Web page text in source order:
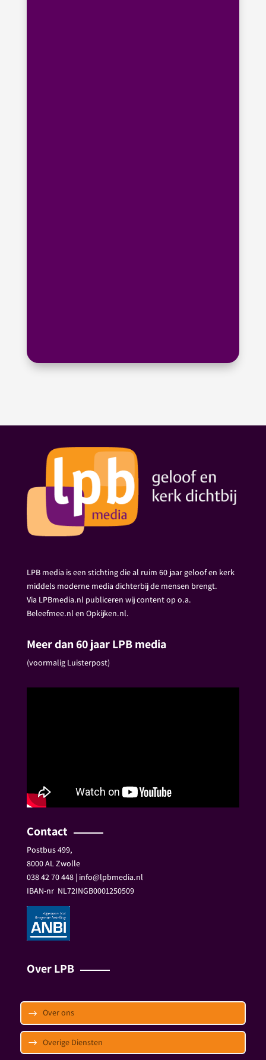
LPB media is een stichting die al ruim 60 jaar geloof en kerk
middels moderne media dichterbij de mensen brengt.
Via LPBmedia.nl publiceren wij content op o.a.
Beleefmee.nl en Opkijken.nl.
Meer dan 60 jaar LPB media
(voormalig Luisterpost)
Contact
Postbus 499,
8000 AL Zwolle
038 42 70 448 | info@lpbmedia.nl
IBAN-nr NL72INGB0001250509
Over LPB
Over ons
Overige Diensten